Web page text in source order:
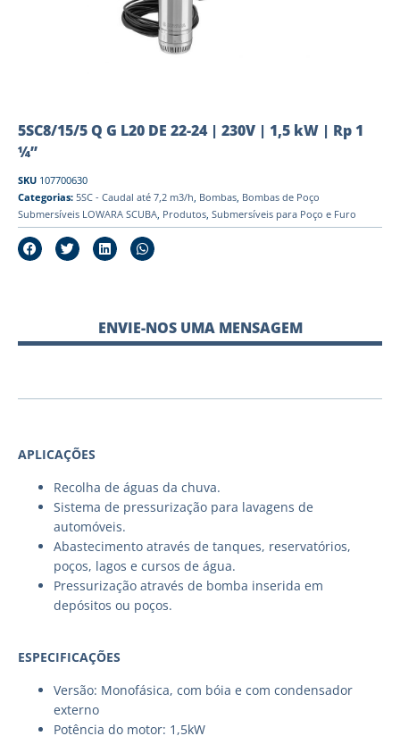
5SC8/15/5 Q G L20 DE 22-24 | 230V | 1,5 kW | Rp 1
¼”
SKU 107700630
Categorias: 5SC - Caudal até 7,2 m3/h, Bombas, Bombas de Poço
Submersíveis LOWARA SCUBA, Produtos, Submersíveis para Poço e Furo
ENVIE-NOS UMA MENSAGEM
APLICAÇÕES
Recolha de águas da chuva.
Sistema de pressurização para lavagens de
automóveis.
Abastecimento através de tanques, reservatórios,
poços, lagos e cursos de água.
Pressurização através de bomba inserida em
depósitos ou poços.
ESPECIFICAÇÕES
Versão: Monofásica, com bóia e com condensador
externo
Potência do motor: 1,5kW